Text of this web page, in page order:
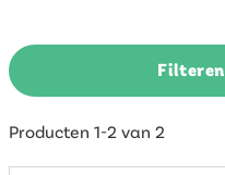
Producten 1-2 van 2